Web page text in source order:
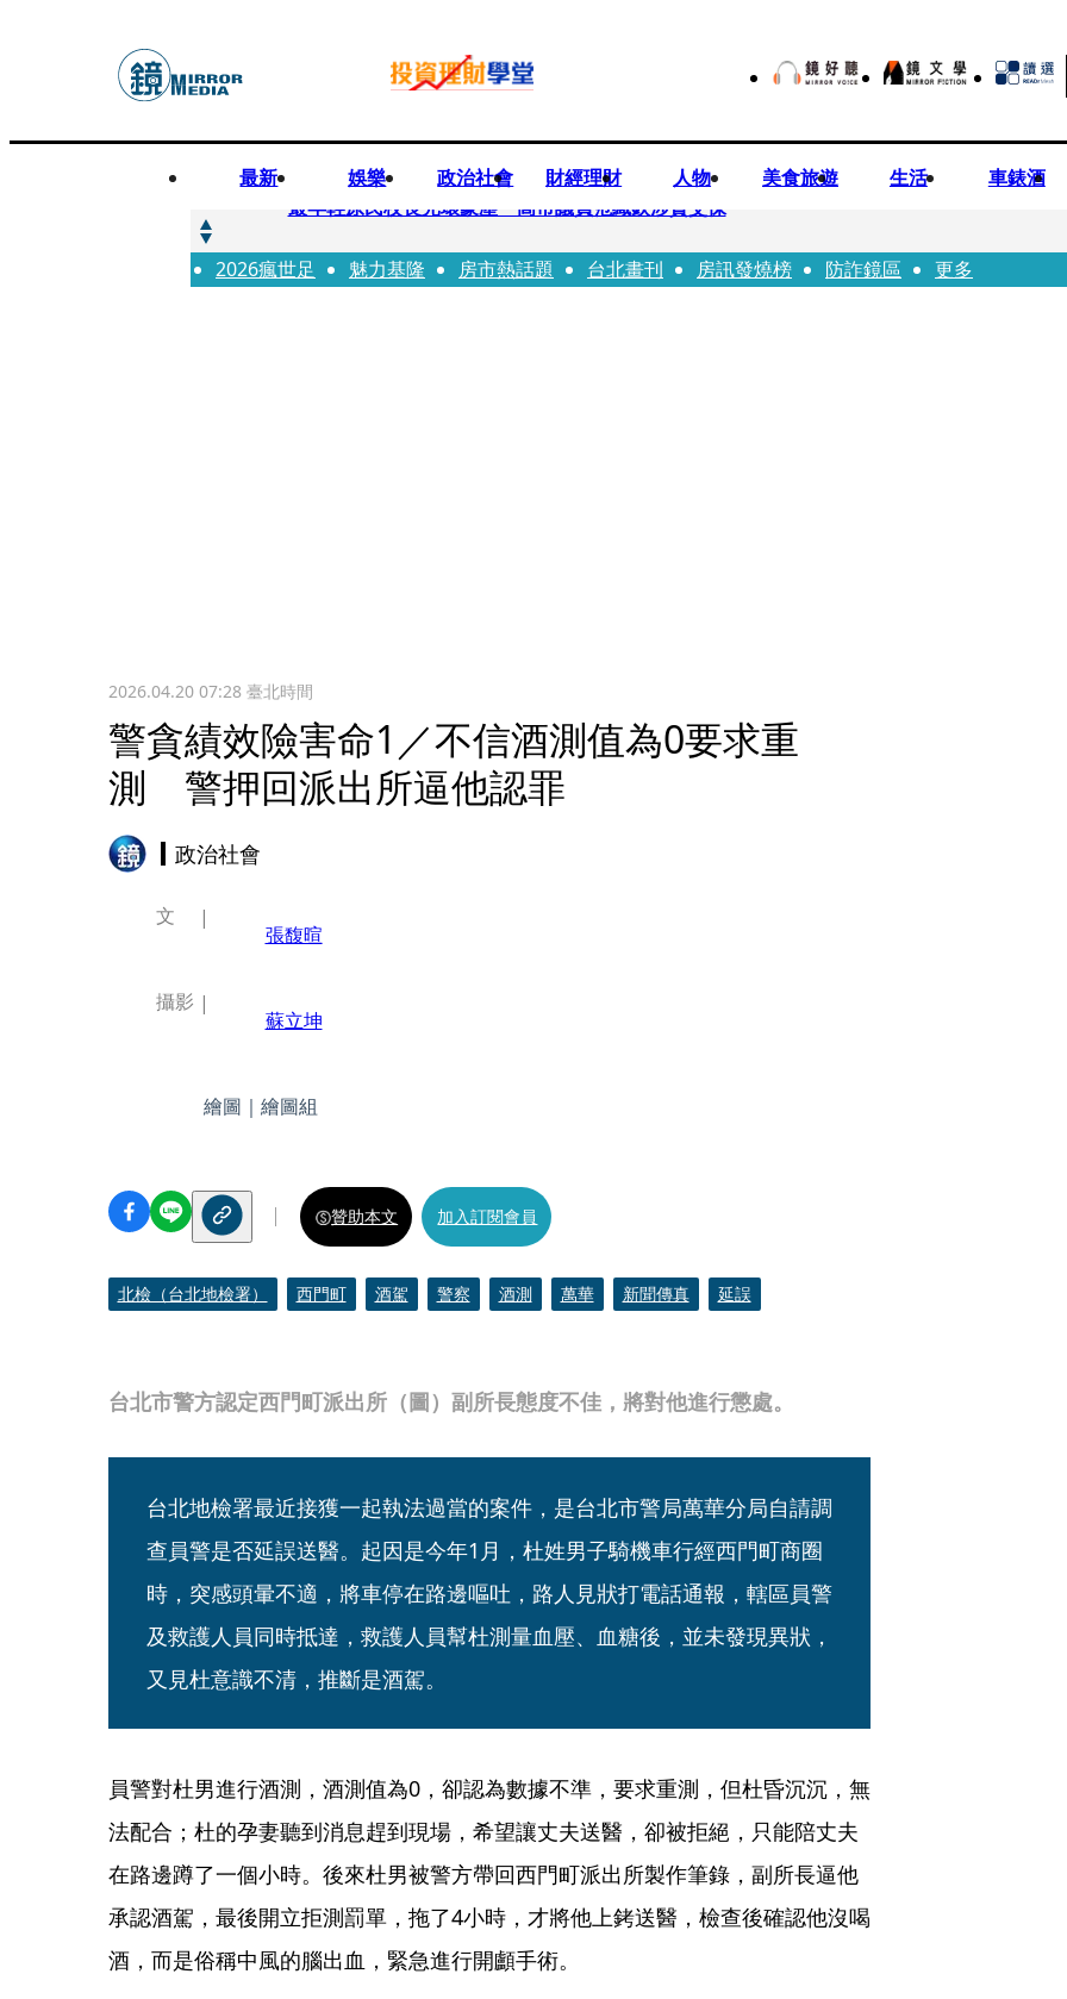
最新 娛樂 政治社會 財經理財 人物 美食旅遊 生活 車錶酒
快訊
最年輕原民校長光環蒙塵 高市議員范織欽涉貪交保
快訊
「愛露奶」私訊流出！小24歲女友爆當小三「大鬧病房氣孕婦」 姜厚任不忍回應了
2026瘋世足 魅力基隆 房市熱話題 台北畫刊 房訊發燒榜 防詐鏡區 更多
2026.04.20 07:28臺北時間
警貪績效險害命1／不信酒測值為0要求重
測 警押回派出所逼他認罪
政治社會
台北市警方認定西門町派出所（圖）副所長態度不佳，將對他進行懲處。
文
張馥暄
攝影
蘇立坤
繪圖｜繪圖組
贊助本文 加入訂閱會員
北檢（台北地檢署） 西門町 酒駕 警察 酒測 萬華 新聞傳真 延誤
台北地檢署最近接獲一起執法過當的案件，是台北市警局萬華分局自請調
查員警是否延誤送醫。起因是今年1月，杜姓男子騎機車行經西門町商圈
時，突感頭暈不適，將車停在路邊嘔吐，路人見狀打電話通報，轄區員警
及救護人員同時抵達，救護人員幫杜測量血壓、血糖後，並未發現異狀，
又見杜意識不清，推斷是酒駕。
員警對杜男進行酒測，酒測值為0，卻認為數據不準，要求重測，但杜昏沉沉，無
法配合；杜的孕妻聽到消息趕到現場，希望讓丈夫送醫，卻被拒絕，只能陪丈夫
在路邊蹲了一個小時。後來杜男被警方帶回西門町派出所製作筆錄，副所長逼他
承認酒駕，最後開立拒測罰單，拖了4小時，才將他上銬送醫，檢查後確認他沒喝
酒，而是俗稱中風的腦出血，緊急進行開顱手術。